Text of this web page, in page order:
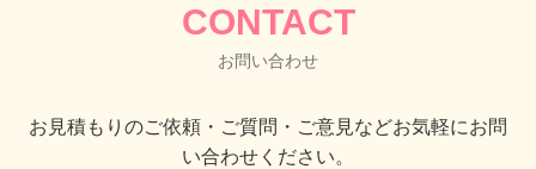
CONTACT
お問い合わせ
お見積もりのご依頼・ご質問・ご意見などお気軽にお問
い合わせください。